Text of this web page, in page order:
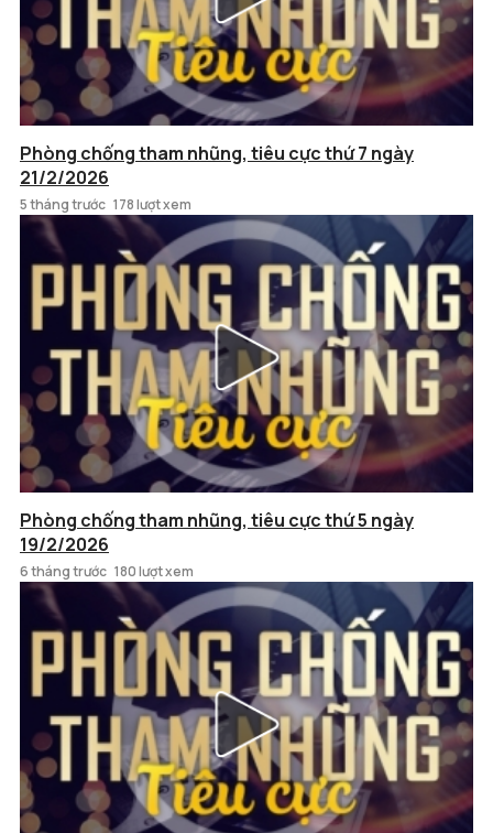
Phòng chống tham nhũng, tiêu cực thứ 7 ngày
21/2/2026
5 tháng trước 178 lượt xem
Phòng chống tham nhũng, tiêu cực thứ 5 ngày
19/2/2026
6 tháng trước 180 lượt xem